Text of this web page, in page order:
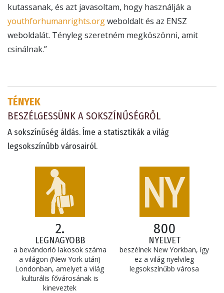
kutassanak, és azt javasoltam, hogy használják a
youthforhumanrights.orgweboldalt és az ENSZ
weboldalát. Tényleg szeretném megköszönni, amit
csinálnak.”
TÉNYEK
BESZÉLGESSÜNK A SOKSZÍNŰSÉGRŐL
A sokszínűség áldás. Íme a statisztikák a világ
legsokszínűbb városairól.
2.
LEGNAGYOBB
a bevándorló lakosok száma
a világon (New York után)
Londonban, amelyet a világ
kulturális fővárosának is
kineveztek
800
NYELVET
beszélnek New Yorkban, így
ez a világ nyelvileg
legsokszínűbb városa